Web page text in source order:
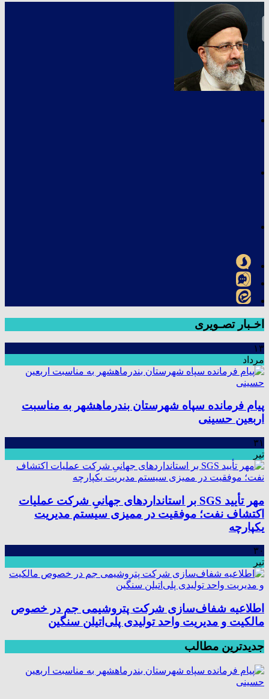
اخـبار تصـویری
۱۳
مرداد
پیام فرمانده سپاه شهرستان بندرماهشهر به مناسبت
اربعین حسینی
۳۱
تیر
مهر تأیید SGS بر استانداردهای جهانیِ شرکت عملیات
اکتشاف نفت؛ موفقیت در ممیزی سیستم مدیریت
یکپارچه
۳۰
تیر
اطلاعیه شفاف‌سازی شرکت پتروشیمی جم در خصوص
مالکیت و مدیریت واحد تولیدی پلی‌اتیلن سنگین
جدیدترین مطالب